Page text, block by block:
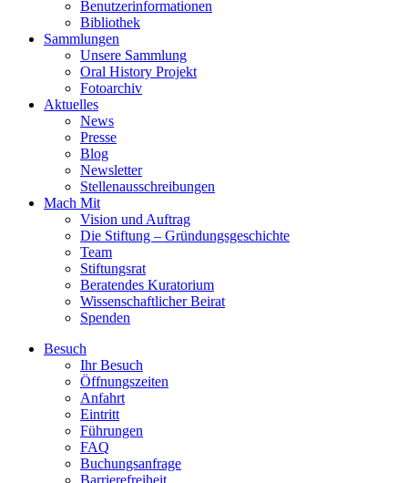
Benutzerinformationen
Bibliothek
Sammlungen
Unsere Sammlung
Oral History Projekt
Fotoarchiv
Aktuelles
News
Presse
Blog
Newsletter
Stellenausschreibungen
Mach Mit
Vision und Auftrag
Die Stiftung – Gründungsgeschichte
Team
Stiftungsrat
Beratendes Kuratorium
Wissenschaftlicher Beirat
Spenden
Besuch
Ihr Besuch
Öffnungszeiten
Anfahrt
Eintritt
Führungen
FAQ
Buchungsanfrage
Barrierefreiheit